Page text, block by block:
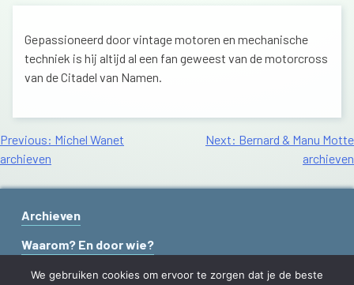
Gepassioneerd door vintage motoren en mechanische
techniek is hij altijd al een fan geweest van de motorcross
van de Citadel van Namen.
BERICHT
NAVIGATIE
Previous: Michel Wanet
archieven
Next: Bernard & Manu Motte
archieven
Archieven
Waarom? En door wie?
Contact
We gebruiken cookies om ervoor te zorgen dat je de beste